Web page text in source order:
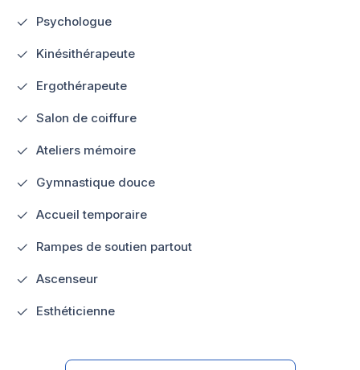
Psychologue
Kinésithérapeute
Ergothérapeute
Salon de coiffure
Ateliers mémoire
Gymnastique douce
Accueil temporaire
Rampes de soutien partout
Ascenseur
Esthéticienne